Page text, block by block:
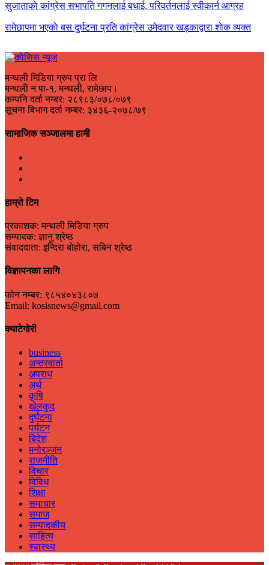
सुजाताकाे कांग्रेस सभापति गगनलाई बधाई, परिवर्तनलाई स्वीकार्न आग्रह
रामेछापमा भएकाे बस दुर्घटना प्रति कांग्रेस उमेदवार खड्काद्वारा शाेक व्यक्त
मन्थली मिडिया ग्रुप प्रा लि
मन्थली न पा-१, मन्थली, रामेछाप।
कम्पनि दर्ता नम्बर: २८९८३/०७८/०७९
सूचना बिभाग दर्ता नम्बर: ३४३६-२०७८/७९
सामाजिक सञ्जालमा हामी
हाम्रो टिम
प्रकाशक: मन्थली मिडिया ग्रुप
सम्पादक: ज्ञानु श्रेष्ठ
संवाददाता: इन्दिरा बोहोरा, सबिन श्रेष्ठ
विज्ञापनका लागि
फोन नम्बर: ९८५४०४३८०७
Email: kosisnews@gmail.com
क्याटेगोरी
business
अन्तरवार्ता
अपराध
अर्थ
कृषि
खेलकुद
दुर्घटना
पर्यटन
बिदेश
मनाेरञ्जन
राजनीति
विचार
विविध
शिक्षा
समाचार
समाज
सम्पादकीय
साहित्य
स्वास्थ्य